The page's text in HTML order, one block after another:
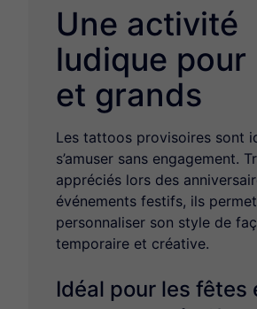
Une activité
ludique
et grands
Les tattoos provisoires sont
s’amuser sans engagement.
appréciés lors des
événements festifs, ils
personnaliser son style de
temporaire et créative.
Idéal pour les fêtes